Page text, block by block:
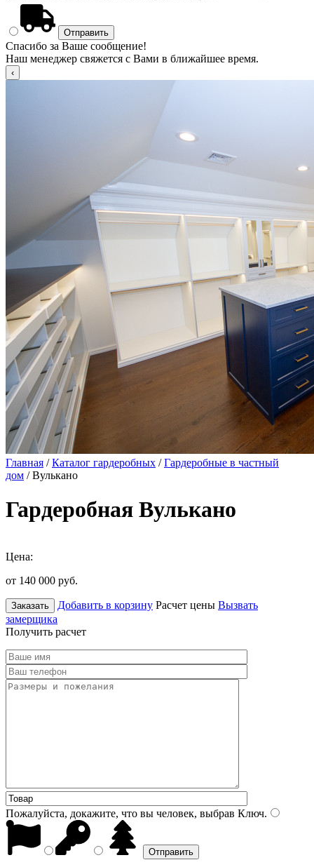
Спасибо за Ваше сообщение!
Наш менеджер свяжется с Вами в ближайшее время.
Главная /Каталог гардеробных /Гардеробные в частный
дом / Вулькано
Гардеробная Вулькано
Цена:
от 140 000 руб.
Заказать Добавить в корзину Расчет цены Вызвать
замерщика
Получить расчет
Пожалуйста, докажите, что вы человек, выбрав Ключ.